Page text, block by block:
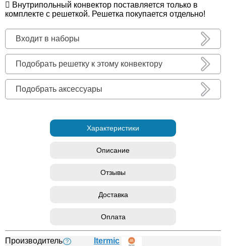
Внутрипольный конвектор поставляется только в
комплекте с решеткой. Решетка покупается отдельно!
Входит в наборы
Подобрать решетку к этому конвектору
Подобрать аксессуары
Характеристики
Описание
Отзывы
Доставка
Оплата
Производитель ?
Itermic